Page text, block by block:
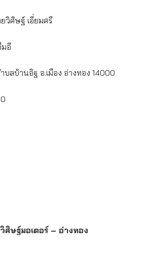
วิศิษฐ์ เอี่ยมศรี
มอี
บลบ้านอิฐ อ.เมือง อ่างทอง 14000
ศิษฐ์มอเตอร์ – อ่างทอง